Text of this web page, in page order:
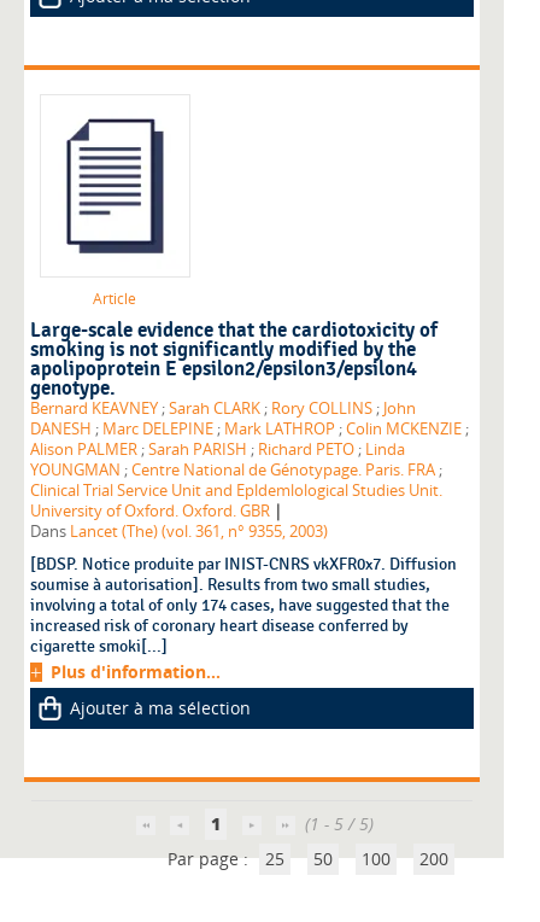
Article
Large-scale evidence that the cardiotoxicity of
smoking is not significantly modified by the
apolipoprotein E epsilon2/epsilon3/epsilon4
genotype.
Bernard KEAVNEY ;Sarah CLARK ; Rory COLLINS ; John
DANESH ; Marc DELEPINE ; Mark LATHROP ;Colin MCKENZIE ;
Alison PALMER ;Sarah PARISH ; Richard PETO ; Linda
YOUNGMAN ;Centre National de Génotypage. Paris. FRA ;
Clinical Trial Service Unit and Epldemlological Studies Unit.
University of Oxford. Oxford. GBR |
Dans Lancet (The) (vol. 361, n° 9355, 2003)
[BDSP. Notice produite par INIST-CNRS vkXFR0x7. Diffusion
soumise à autorisation]. Results from two small studies,
involving a total of only 174 cases, have suggested that the
increased risk of coronary heart disease conferred by
cigarette smoki[...]
Plus d'information...
Ajouter à ma sélection
1
(1 - 5 / 5)
Par page : 25 50 100 200